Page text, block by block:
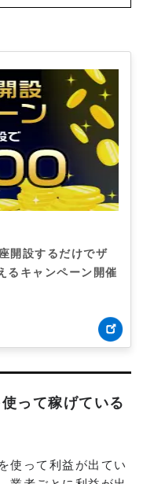
開設するだけでザ
るキャンペーン開催
って稼げている
使って利益が出てい